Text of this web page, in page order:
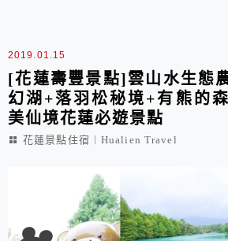
2019.01.15
[花蓮壽豐景點]雲山水生態
幻湖+落羽松秘境+有熊的
美仙境花蓮必遊景點
花蓮景點住宿︱Hualien Travel